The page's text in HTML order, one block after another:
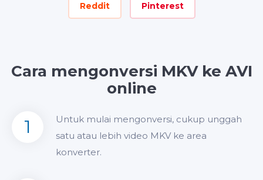
Reddit Pinterest
Cara mengonversi MKV ke AVI
online
1
Untuk mulai mengonversi, cukup unggah
satu atau lebih video MKV ke area
konverter.